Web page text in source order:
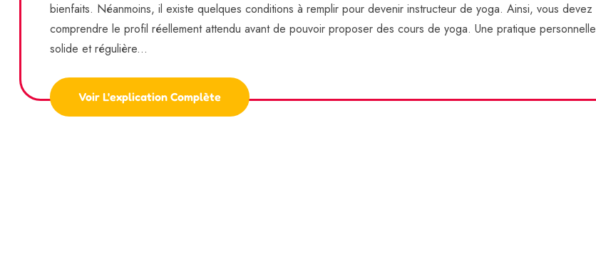
bienfaits. Néanmoins, il existe quelques conditions à remplir pour devenir instructeur de yoga. Ainsi, vous devez
comprendre le profil réellement attendu avant de pouvoir proposer des cours de yoga. Une pratique personnelle
solide et régulière...
Voir L'explication Complète